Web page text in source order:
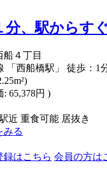
分、駅からす
４丁目
「西船橋駅」 徒歩：1
: 65,378円 )
近 重食可能 居抜き
みる
録はこちら 会員の方は